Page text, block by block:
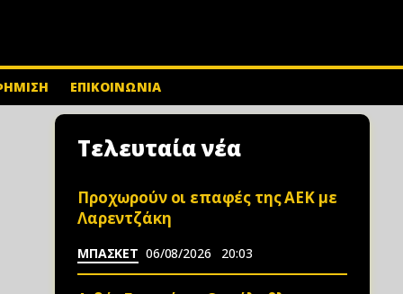
ΕΠΙΚΟΙΝΩΝΙΑ
Τελευταία νέα
Προχωρούν οι επαφές της ΑΕΚ με
Λαρεντζάκη
ΜΠΑΣΚΕΤ 06/08/2026 20:03